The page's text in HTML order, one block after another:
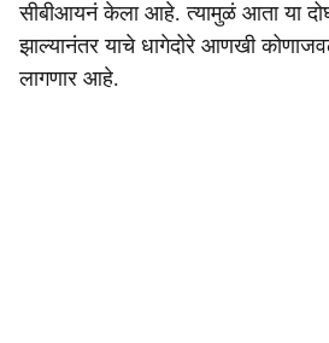
सीबीआयनं केला आहे. त्यामुळं आता या
झाल्यानंतर याचे धागेदोरे आणखी
लागणार आहे.